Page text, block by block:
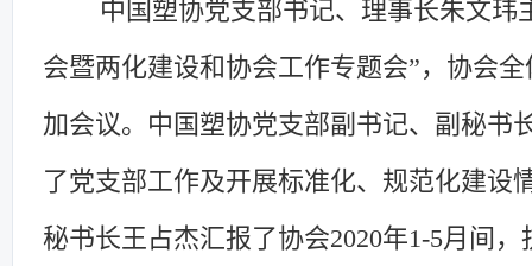
中国塑协党支部书记、 理事长朱文玮
会暨两化建设和协会工作专题会”，协会
加会议。中国塑协党支部副书记、副秘书
了党支部工作及开展标准化、规范化建设
秘书长王占杰汇报了协会2020年1-5月 间，